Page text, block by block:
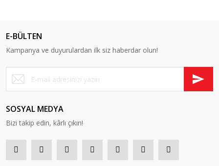
E-BÜLTEN
Kampanya ve duyurulardan ilk siz haberdar olun!
SOSYAL MEDYA
Bizi takip edin, kârlı çıkın!